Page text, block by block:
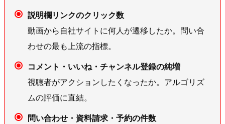
説明欄リンクのクリック数
動画から自社サイトに何人が遷移したか。問い合
わせの最も上流の指標。
コメント・いいね・チャンネル登録の純増
視聴者がアクションしたくなったか。アルゴリズ
ムの評価に直結。
問い合わせ・資料請求・予約の件数